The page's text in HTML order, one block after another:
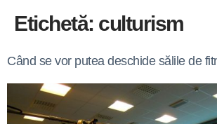
Etichetă: culturism
Când se vor putea deschide sălile de